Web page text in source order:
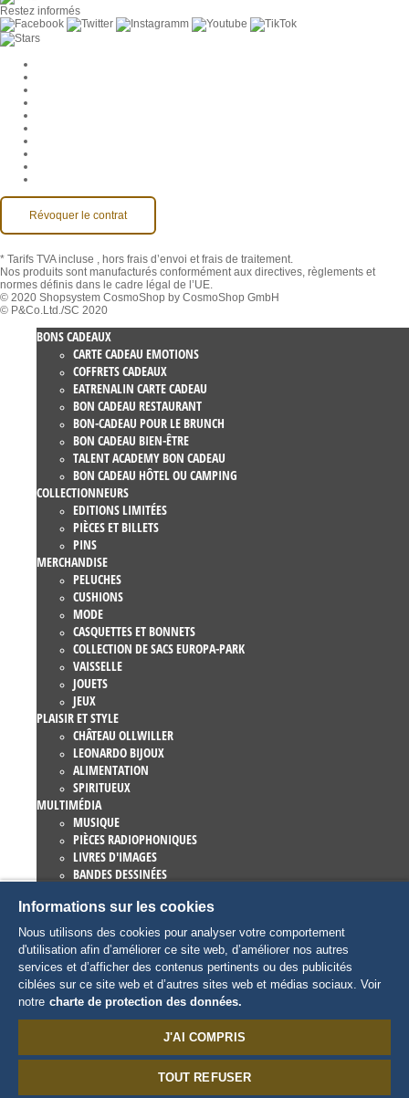
Restez informés
Révoquer le contrat
* Tarifs TVA incluse , hors frais d’envoi et frais de traitement.
Nos produits sont manufacturés conformément aux directives, règlements et
normes définis dans le cadre légal de l’UE.
© 2020 Shopsystem CosmoShop by CosmoShop GmbH
© P&Co.Ltd./SC 2020
BONS CADEAUX
CARTE CADEAU EMOTIONS
COFFRETS CADEAUX
EATRENALIN CARTE CADEAU
BON CADEAU RESTAURANT
BON-CADEAU POUR LE BRUNCH
BON CADEAU BIEN-ÊTRE
TALENT ACADEMY BON CADEAU
BON CADEAU HÔTEL OU CAMPING
COLLECTIONNEURS
EDITIONS LIMITÉES
PIÈCES ET BILLETS
PINS
MERCHANDISE
PELUCHES
CUSHIONS
MODE
CASQUETTES ET BONNETS
COLLECTION DE SACS EUROPA-PARK
VAISSELLE
JOUETS
JEUX
PLAISIR ET STYLE
CHÂTEAU OLLWILLER
LEONARDO BIJOUX
ALIMENTATION
SPIRITUEUX
MULTIMÉDIA
MUSIQUE
PIÈCES RADIOPHONIQUES
LIVRES D'IMAGES
BANDES DESSINÉES
EUROPA-PARK LIVRES
JEUX ET FILMS
COLLECTIONS
EUROPA-PARK ATTRACTIONS
TRAUMATICA – FESTIVAL OF FEAR
ARTICLES COLLECTORS
EATRENALIN
CHARACTERS
Informations sur les cookies
Nous utilisons des cookies pour analyser votre comportement
d'utilisation afin d’améliorer ce site web, d’améliorer nos autres
services et d’afficher des contenus pertinents ou des publicités
ciblées sur ce site web et d’autres sites web et médias sociaux. Voir
notre charte de protection des données.
J'AI COMPRIS
TOUT REFUSER